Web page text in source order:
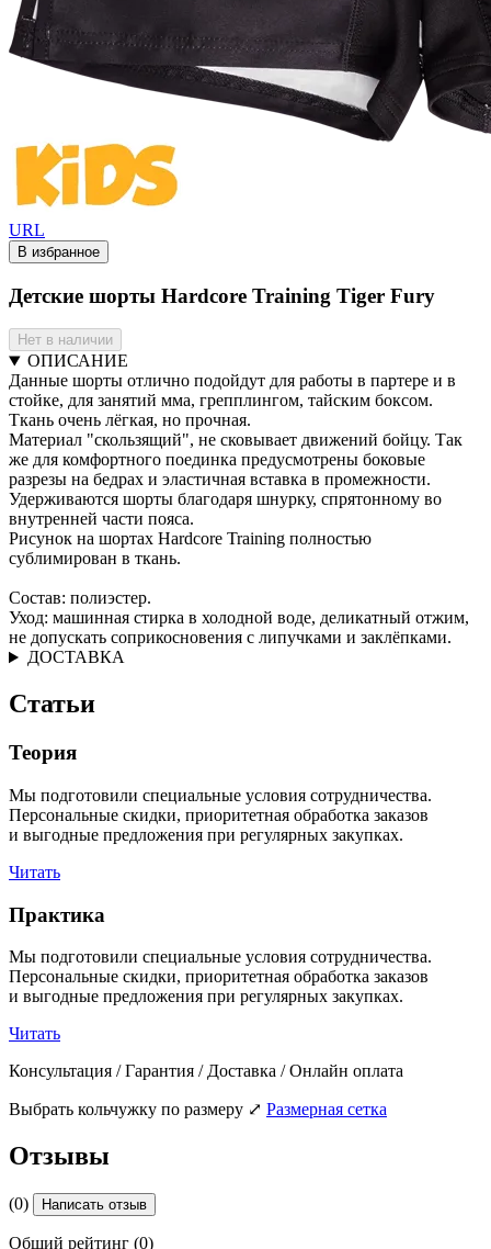
URL
В избранное
Детские шорты Hardcore Training Tiger Fury
Нет в наличии
ОПИСАНИЕ
Данные шорты отлично подойдут для работы в партере и в
стойке, для занятий мма, грепплингом, тайским боксом.
Ткань очень лёгкая, но прочная.
Материал "скользящий", не сковывает движений бойцу. Так
же для комфортного поединка предусмотрены боковые
разрезы на бедрах и эластичная вставка в промежности.
Удерживаются шорты благодаря шнурку, спрятонному во
внутренней части пояса.
Рисунок на шортах Hardcore Training полностью
сублимирован в ткань.
Состав: полиэстер.
Уход: машинная стирка в холодной воде, деликатный отжим,
не допускать соприкосновения с липучками и заклёпками.
ДОСТАВКА
Статьи
Теория
Мы подготовили специальные условия сотрудничества.
Персональные скидки, приоритетная обработка заказов
и выгодные предложения при регулярных закупках.
Читать
Практика
Мы подготовили специальные условия сотрудничества.
Персональные скидки, приоритетная обработка заказов
и выгодные предложения при регулярных закупках.
Читать
Консультация / Гарантия / Доставка / Онлайн оплата
Выбрать кольчужку по размеру ⤢ Размерная сетка
Отзывы
(0) Написать отзыв
Общий рейтинг (0)